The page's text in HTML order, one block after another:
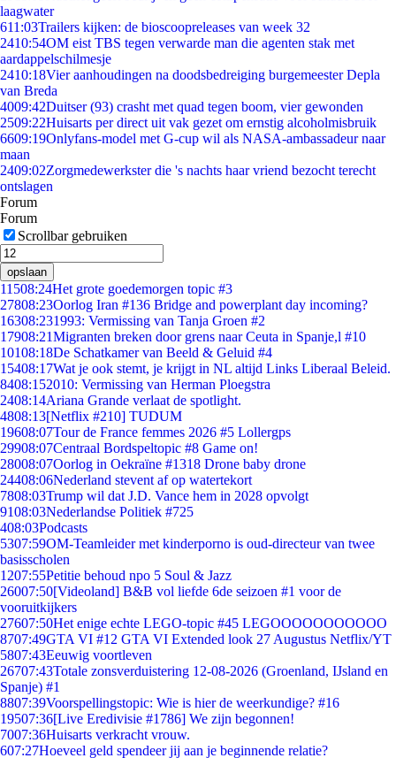
laagwater
611:03Trailers kijken: de bioscoopreleases van week 32
2410:54OM eist TBS tegen verwarde man die agenten stak met
aardappelschilmesje
2410:18Vier aanhoudingen na doodsbedreiging burgemeester Depla
van Breda
4009:42Duitser (93) crasht met quad tegen boom, vier gewonden
2509:22Huisarts per direct uit vak gezet om ernstig alcoholmisbruik
6609:19Onlyfans-model met G-cup wil als NASA-ambassadeur naar
maan
2409:02Zorgmedewerkster die 's nachts haar vriend bezocht terecht
ontslagen
Forum
Forum
Scrollbar gebruiken
opslaan
11508:24Het grote goedemorgen topic #3
27808:23Oorlog Iran #136 Bridge and powerplant day incoming?
16308:231993: Vermissing van Tanja Groen #2
17908:21Migranten breken door grens naar Ceuta in Spanje,l #10
10108:18De Schatkamer van Beeld & Geluid #4
15408:17Wat je ook stemt, je krijgt in NL altijd Links Liberaal Beleid.
8408:152010: Vermissing van Herman Ploegstra
2408:14Ariana Grande verlaat de spotlight.
4808:13[Netflix #210] TUDUM
19608:07Tour de France femmes 2026 #5 Lollergps
29908:07Centraal Bordspeltopic #8 Game on!
28008:07Oorlog in Oekraïne #1318 Drone baby drone
24408:06Nederland stevent af op watertekort
7808:03Trump wil dat J.D. Vance hem in 2028 opvolgt
9108:03Nederlandse Politiek #725
408:03Podcasts
5307:59OM-Teamleider met kinderporno is oud-directeur van twee
basisscholen
1207:55Petitie behoud npo 5 Soul & Jazz
26007:50[Videoland] B&B vol liefde 6de seizoen #1 voor de
vooruitkijkers
27607:50Het enige echte LEGO-topic #45 LEGOOOOOOOOOOO
8707:49GTA VI #12 GTA VI Extended look 27 Augustus Netflix/YT
5807:43Eeuwig voortleven
26707:43Totale zonsverduistering 12-08-2026 (Groenland, IJsland en
Spanje) #1
8807:39Voorspellingstopic: Wie is hier de weerkundige? #16
19507:36[Live Eredivisie #1786] We zijn begonnen!
7007:36Huisarts verkracht vrouw.
607:27Hoeveel geld spendeer jij aan je beginnende relatie?